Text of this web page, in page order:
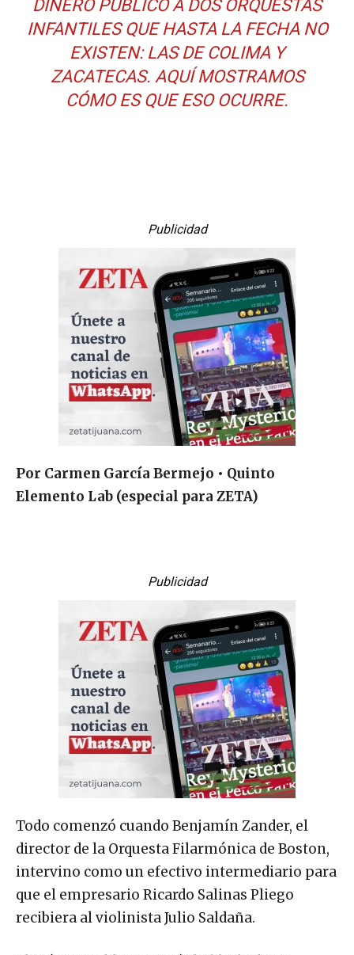
DINERO PÚBLICO A DOS ORQUESTAS
INFANTILES QUE HASTA LA FECHA NO
EXISTEN: LAS DE COLIMA Y
ZACATECAS. AQUÍ MOSTRAMOS
CÓMO ES QUE ESO OCURRE.
Publicidad
Por Carmen García Bermejo • Quinto
Elemento Lab (especial para ZETA)
Publicidad
Todo comenzó cuando Benjamín Zander, el
director de la Orquesta Filarmónica de Boston,
intervino como un efectivo intermediario para
que el empresario Ricardo Salinas Pliego
recibiera al violinista Julio Saldaña.